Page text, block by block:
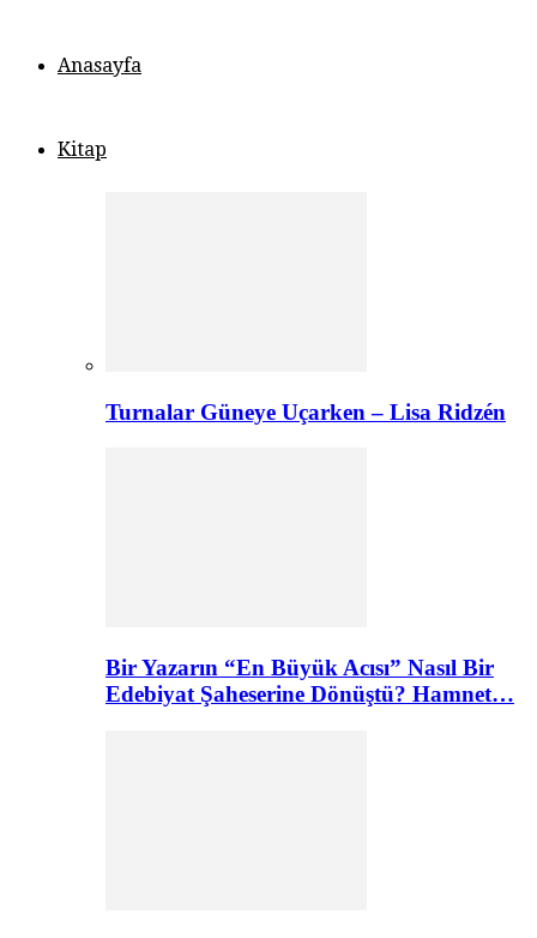
Anasayfa
Kitap
Turnalar Güneye Uçarken – Lisa Ridzén
Bir Yazarın “En Büyük Acısı” Nasıl Bir
Edebiyat Şaheserine Dönüştü? Hamnet…